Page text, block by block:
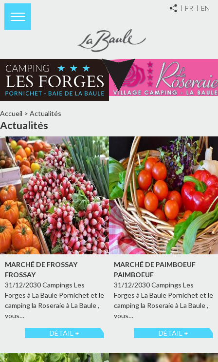
FR EN
Accueil > Actualités
Actualités
MARCHÉ DE FROSSAY
FROSSAY
31/12/2030 Campings Les
Forges à La Baule Pornichet et le
camping la Roseraie à La Baule ,
vous…
DÉTAIL +
MARCHÉ DE PAIMBOEUF
PAIMBOEUF
31/12/2030 Campings Les
Forges à La Baule Pornichet et le
camping la Roseraie à La Baule ,
vous…
DÉTAIL +